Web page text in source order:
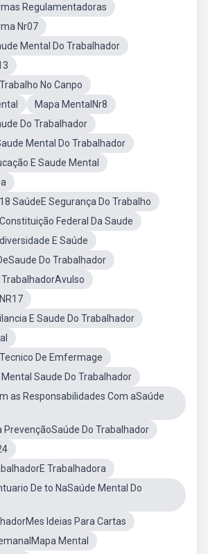
Regulamentadoras
Nr07
Mental Do Trabalhador
No Canpo
Mapa MentalNr8
Do Trabalhador
Mental Do Trabalhador
E Saude Mental
SaúdeE Segurança Do Trabalho
Federal Da Saude
E Saúde
Do Trabalhador
E Saude Do Trabalhador
De Emfermage
Saude Do Trabalhador
as Responsabilidades Com aSaúde
PrevençãoSaúde Do Trabalhador
Trabalhadora
De to NaSaúde Mental Do
Ideias Para Cartas
Mental